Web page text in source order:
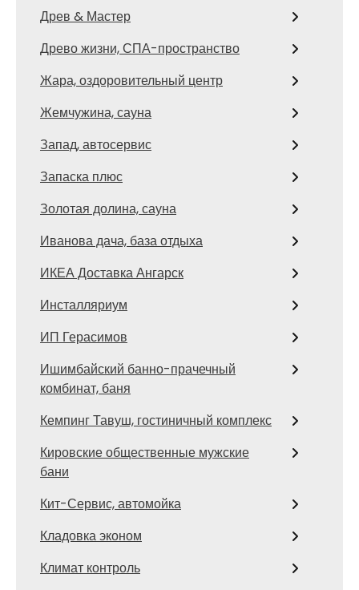
Древ & Мастер
Древо жизни, СПА-пространство
Жара, оздоровительный центр
Жемчужина, сауна
Запад, автосервис
Запаска плюс
Золотая долина, сауна
Иванова дача, база отдыха
ИКЕА Доставка Ангарск
Инсталляриум
ИП Герасимов
Ишимбайский банно-прачечный
комбинат, баня
Кемпинг Тавуш, гостиничный комплекс
Кировские общественные мужские
бани
Кит-Сервис, автомойка
Кладовка эконом
Климат контроль